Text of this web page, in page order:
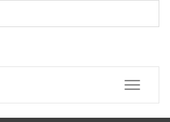
Toggle